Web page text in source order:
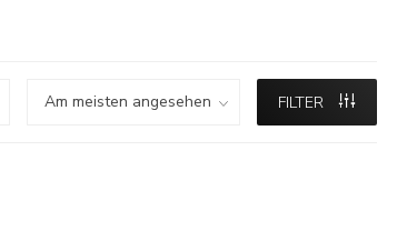
FILTER